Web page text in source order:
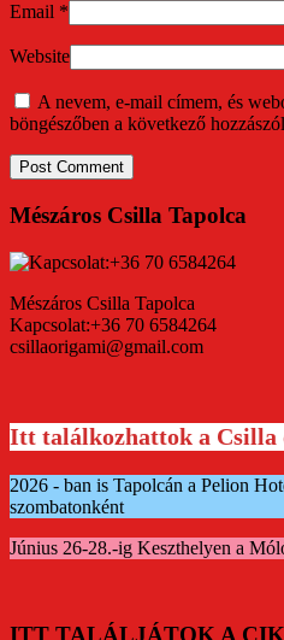
Email *
Website
A nevem, e-mail címem, és
böngészőben a következő
Mészáros Csilla Tapolca
Mészáros Csilla Tapolca
Kapcsolat:+36 70 6584264
csillaorigami@gmail.com
Itt találkozhattok a Csilla
2026 - ban is Tapolcán a Pelion
szombatonként
Június 26-28.-ig Keszthelyen a